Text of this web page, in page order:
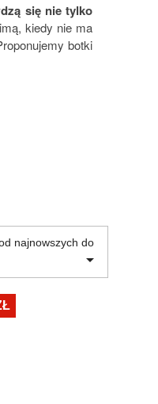
się nie tylko
kiedy nie ma
botki
najnowszych do
